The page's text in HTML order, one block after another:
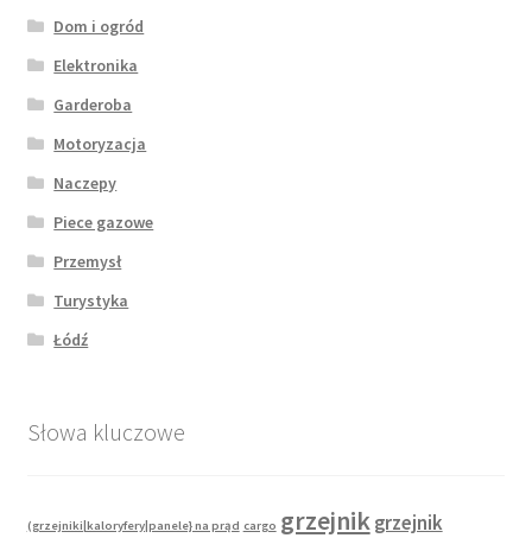
Dom i ogród
Elektronika
Garderoba
Motoryzacja
Naczepy
Piece gazowe
Przemysł
Turystyka
Łódź
Słowa kluczowe
(grzejniki|kaloryfery|panele} na prąd cargo grzejnik grzejnik